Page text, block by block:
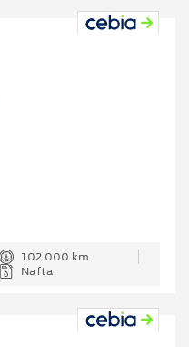
102 000 km
Nafta